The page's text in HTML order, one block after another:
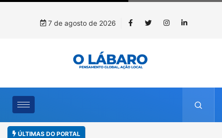
7 de agosto de 2026
ÚLTIMAS DO PORTAL